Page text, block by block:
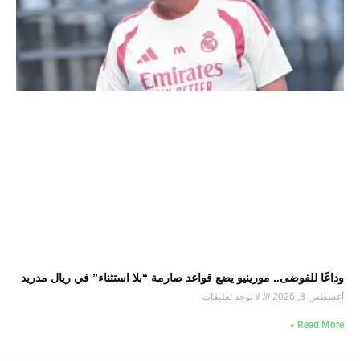
وداعًا للفوضى.. مورينيو يضع قواعد صارمة “بلا استثناء” في ريال مدريد
أغسطس 8, 2026 لا توجد تعليقات
Read More »